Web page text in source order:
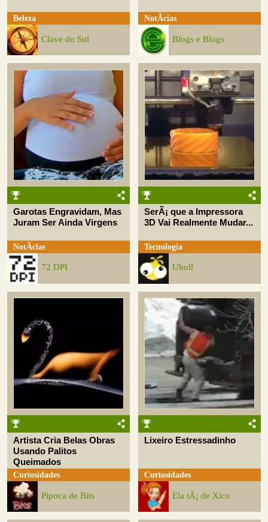
Beleza
Clave do Sul
NotÃ­cias
Blogs e Blogs
Garotas Engravidam, Mas
Juram Ser Ainda Virgens
NotÃ­cias
72 DPI
SerÃ¡ que a Impressora
3D Vai Realmente Mudar...
Tecnologia
Uhull
Artista Cria Belas Obras
Usando Palitos
Queimados
Curiosidades
Pipoca de Bits
Lixeiro Estressadinho
Curiosidades
Ela tÃ¡ de Xico